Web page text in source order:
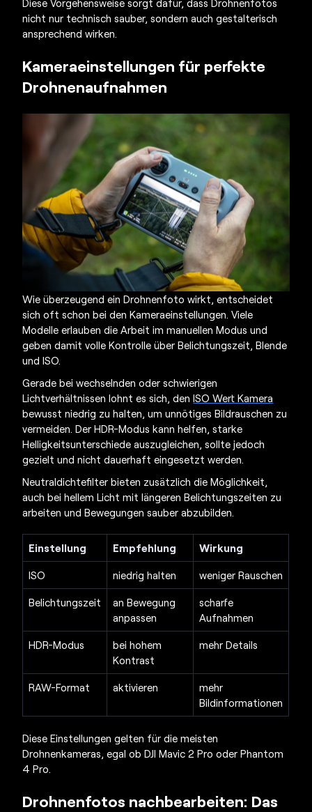
Diese Vorgehensweise sorgt dafür, dass Drohnenfotos
nicht nur technisch sauber, sondern auch gestalterisch
ansprechend wirken.
Kameraeinstellungen für perfekte
Drohnenaufnahmen
Wie überzeugend einDrohnenfoto wirkt, entscheidet
sich oft schon bei den Kameraeinstellungen. Viele
Modelle erlauben die Arbeit im manuellen Modus und
geben damit volle Kontrolle über Belichtungszeit, Blende
und ISO.
Gerade bei wechselnden oder schwierigen
Lichtverhältnissen lohnt es sich, denISO Wert Kamera
bewusst niedrig zu halten, um unnötiges Bildrauschen zu
vermeiden. Der HDR-Modus kann helfen, starke
Helligkeitsunterschiede auszugleichen, sollte jedoch
gezielt und nicht dauerhaft eingesetzt werden.
Neutraldichtefilter bieten zusätzlich die Möglichkeit,
auch bei hellem Licht mit längeren Belichtungszeiten zu
arbeiten und Bewegungen sauber abzubilden.
Einstellung Empfehlung Wirkung
ISO niedrig halten weniger Rauschen
Belichtungszeit
an Bewegung
anpassen
scharfe
Aufnahmen
HDR-Modus
bei hohem
Kontrast
mehr Details
RAW-Format aktivieren
mehr
Bildinformationen
Diese Einstellungen gelten für die meisten
Drohnenkameras, egal ob DJI Mavic 2 Pro oder Phantom
4 Pro.
Drohnenfotos nachbearbeiten: Das